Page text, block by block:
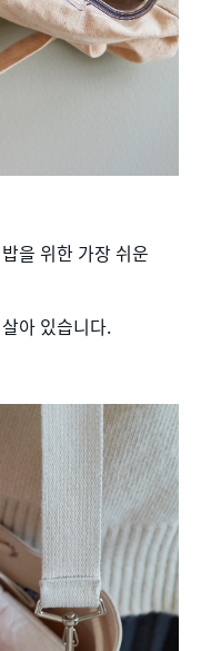
을 위한 가장 쉬운
아 있습니다.